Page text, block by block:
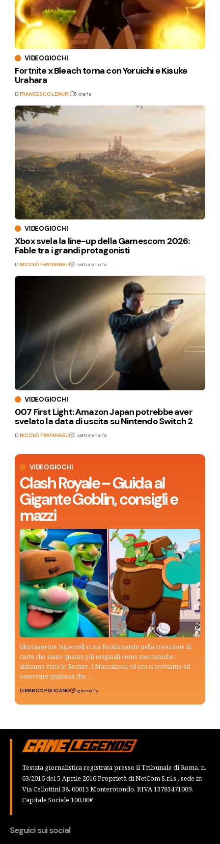
VIDEOGIOCHI
Clash Royale – Guida al
Gigante Goblin, consigli e
mazzi
Ultimamente Supercell si sta focalizzando nella creazione di
carte che siano quanto più originali come meccaniche:
abbiamo visto le Reclute, i Mascalzoni ed ora ci troviamo ad
osservare qualcosa che…
DiMARCO PULICANÒ 1 giorno fa
VIDEOGIOCHI
Fortnite x Bleach torna con Yoruichi e Kisuke
Urahara
DiFRANCESCO LEMURI 6 ore fa
VIDEOGIOCHI
Xbox svela la line-up della Gamescom 2026:
Fable tra i grandi protagonisti
DiNICOLÒ FRATANGELI 1 settimana fa
VIDEOGIOCHI
007 First Light: Amazon Japan potrebbe aver
svelato la data di uscita su Nintendo Switch 2
DiNICOLÒ FRATANGELI 1 settimana fa
Testata giornalistica registrata presso il Tribunale di Roma, n.
63/2016 del 5 Aprile 2016 Proprietà di NetCom S.r.l.s., sede in
Via Cellottini 38, 00015 Monterotondo, P.IVA 13783471009,
Capitale Sociale 100,00€
Seguici sui social